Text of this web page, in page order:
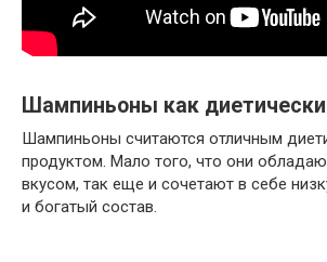
Шампиньоны как
Шампиньоны считаются отличным
продуктом. Мало того, что они
вкусом, так еще и сочетают в себе
и богатый состав.